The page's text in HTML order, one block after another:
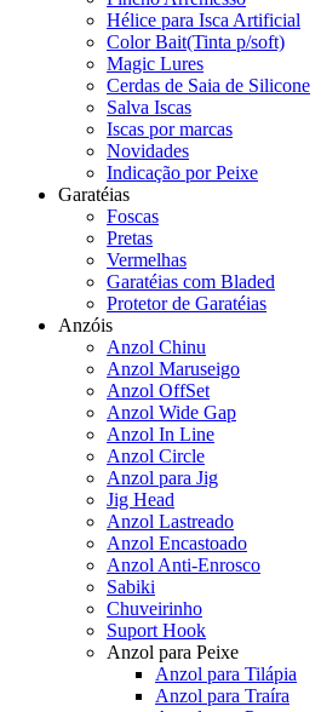
Hélice para Isca Artificial
Color Bait(Tinta p/soft)
Magic Lures
Cerdas de Saia de Silicone
Salva Iscas
Iscas por marcas
Novidades
Indicação por Peixe
Garatéias
Foscas
Pretas
Vermelhas
Garatéias com Bladed
Protetor de Garatéias
Anzóis
Anzol Chinu
Anzol Maruseigo
Anzol OffSet
Anzol Wide Gap
Anzol In Line
Anzol Circle
Anzol para Jig
Jig Head
Anzol Lastreado
Anzol Encastoado
Anzol Anti-Enrosco
Sabiki
Chuveirinho
Suport Hook
Anzol para Peixe
Anzol para Tilápia
Anzol para Traíra